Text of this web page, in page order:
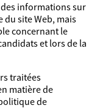
informations sur
du site Web, mais
concernant le
et lors de la
traitées
matière de
de